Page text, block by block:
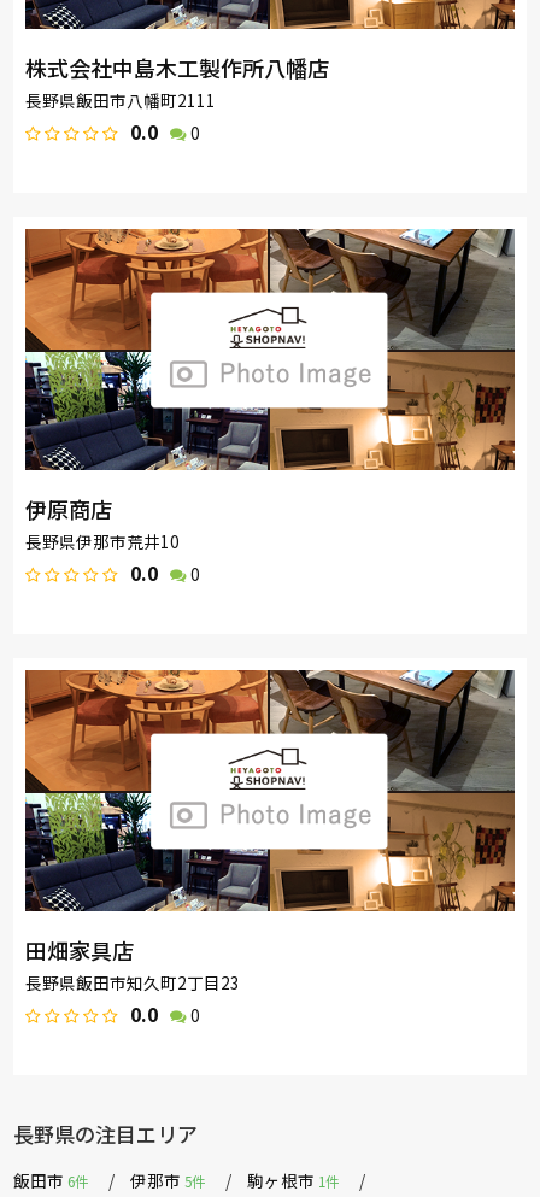
株式会社中島木工製作所八幡店
長野県飯田市八幡町2111
0.0 0
伊原商店
長野県伊那市荒井10
0.0 0
田畑家具店
長野県飯田市知久町2丁目23
0.0 0
長野県の注目エリア
飯田市 6件 伊那市5件 駒ヶ根市 1件